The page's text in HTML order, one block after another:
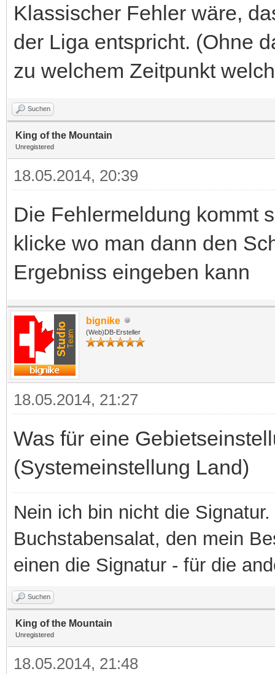
Klassischer Fehler wäre,
der Liga entspricht. (Ohne
zu welchem Zeitpunkt
Suchen
King of the Mountain
Unregistered
18.05.2014, 20:39
Die Fehlermeldung kommt
klicke wo man dann den
Ergebniss eingeben kann
bignike
(Web)DB-Ersteller
18.05.2014, 21:27
Was für eine
(Systemeinstellung Land)
Nein ich bin nicht die
Buchstabensalat, den mein
einen die Signatur - für die
Suchen
King of the Mountain
Unregistered
18.05.2014, 21:48